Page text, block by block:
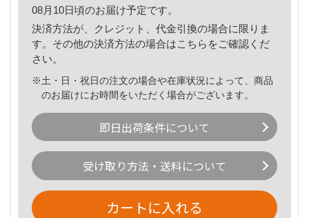
08月10日頃のお届け予定です。
決済方法が、クレジット、代金引換の場合に限りま
す。その他の決済方法の場合はこちら をご確認くだ
さい。
※土・日・祝日の注文の場合や在庫状況によって、商品
のお届けにお時間をいただく場合がございます。
即日出荷条件について
受け取り方法・送料について
カートに入れる